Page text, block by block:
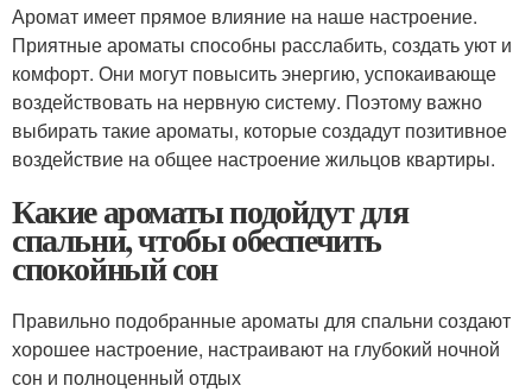
Аромат имеет прямое влияние на наше настроение.
Приятные ароматы способны расслабить, создать уют и
комфорт. Они могут повысить энергию, успокаивающе
воздействовать на нервную систему. Поэтому важно
выбирать такие ароматы, которые создадут позитивное
воздействие на общее настроение жильцов квартиры.
Какие ароматы подойдут для
спальни, чтобы обеспечить
спокойный сон
Правильно подобранные ароматы для спальни создают
хорошее настроение, настраивают на глубокий ночной
сон и полноценный отдых